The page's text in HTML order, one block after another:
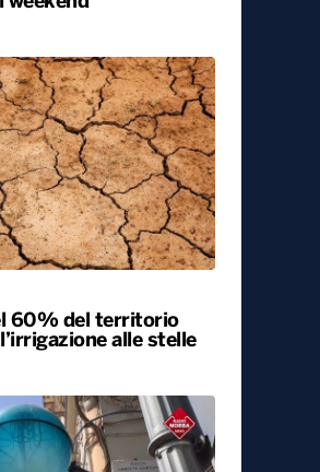
60% del territorio
alle stelle